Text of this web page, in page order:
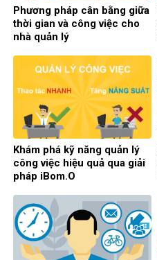
Phương pháp cân bằng giữa
thời gian và công việc cho
nhà quản lý
Khám phá kỹ năng quản lý
công việc hiệu quả qua giải
pháp iBom.O